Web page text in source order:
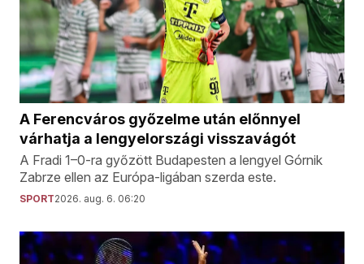
A Ferencváros győzelme után előnnyel
várhatja a lengyelországi visszavágót
A Fradi 1–0-ra győzött Budapesten a lengyel Górnik
Zabrze ellen az Európa-ligában szerda este.
SPORT2026. aug. 6. 06:20